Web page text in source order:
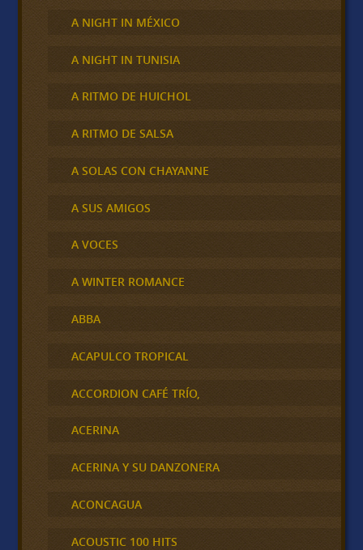
A NIGHT IN MÉXICO
A NIGHT IN TUNISIA
A RITMO DE HUICHOL
A RITMO DE SALSA
A SOLAS CON CHAYANNE
A SUS AMIGOS
A VOCES
A WINTER ROMANCE
ABBA
ACAPULCO TROPICAL
ACCORDION CAFÉ TRÍO,
ACERINA
ACERINA Y SU DANZONERA
ACONCAGUA
ACOUSTIC 100 HITS